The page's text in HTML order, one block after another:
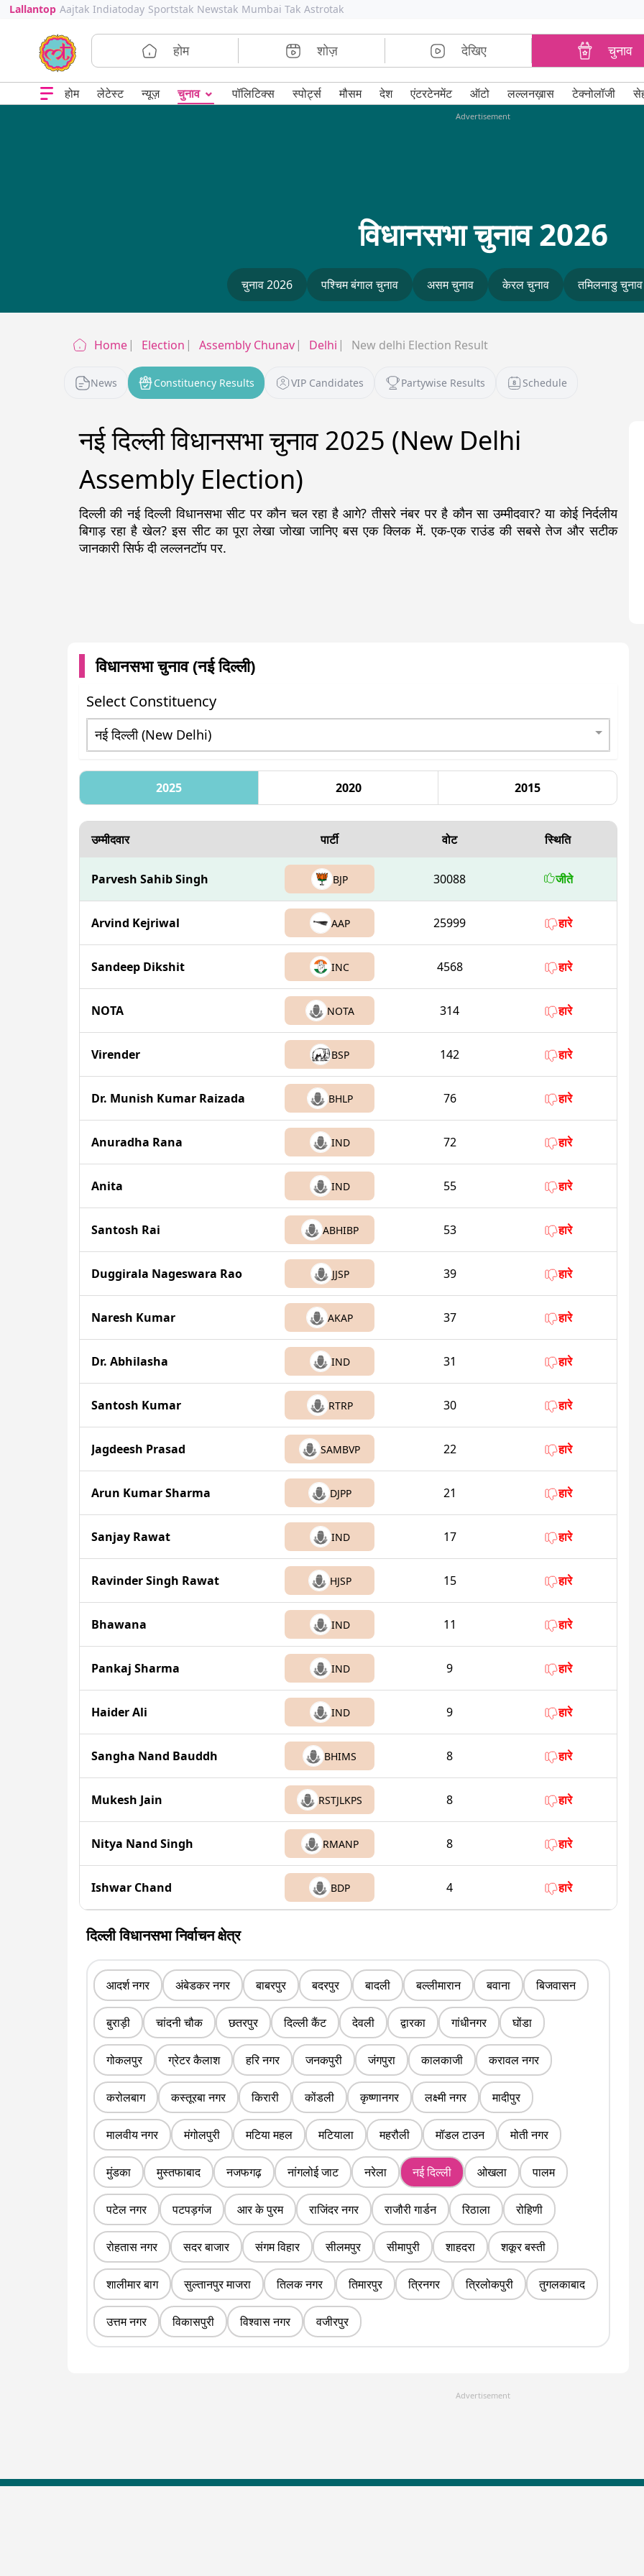
Lallantop Aajtak Indiatoday Sportstak Newstak Mumbai Tak Astrotak
होम शोज़ देखिए चुनाव
होम लेटेस्ट न्यूज़ चुनाव ⌄ पॉलिटिक्स स्पोर्ट्स मौसम देश एंटरटेनमेंट ऑटो लल्लनख़ास टेक्नोलॉजी
Advertisement
विधानसभा चुनाव 2026
चुनाव 2026 पश्चिम बंगाल चुनाव असम चुनाव केरल चुनाव तमिलनाडु चुनाव
Home Election Assembly Chunav Delhi New delhi Election Result
News Constituency Results VIP Candidates Partywise Results Schedule
नई दिल्ली विधानसभा चुनाव 2025 (New Delhi
Assembly Election)
दिल्लीकी नई दिल्लीविधानसभा सीट पर कौन चल रहा है आगे? तीसरे नंबर पर है कौन सा उम्मीदवार? या कोई निर्दलीय
बिगाड़ रहा है खेल? इस सीट का पूरा लेखा जोखा जानिए बस एक क्लिक में. एक-एक राउंड की सबसे तेज और सटीक
जानकारी सिर्फ दी लल्लनटॉप पर.
विधानसभा चुनाव (नई दिल्ली)
Select Constituency
2025 2020 2015
उम्मीदवार पार्टी वोट स्थिति
Parvesh Sahib Singh BJP 30088 जीते
Arvind Kejriwal AAP 25999 हारे
Sandeep Dikshit INC 4568 हारे
NOTA NOTA 314 हारे
Virender BSP 142 हारे
Dr. Munish Kumar Raizada BHLP 76 हारे
Anuradha Rana IND 72 हारे
Anita IND 55 हारे
Santosh Rai ABHIBP 53 हारे
Duggirala Nageswara Rao JJSP 39 हारे
Naresh Kumar AKAP 37 हारे
Dr. Abhilasha IND 31 हारे
Santosh Kumar RTRP 30 हारे
Jagdeesh Prasad SAMBVP 22 हारे
Arun Kumar Sharma DJPP 21 हारे
Sanjay Rawat IND 17 हारे
Ravinder Singh Rawat HJSP 15 हारे
Bhawana IND 11 हारे
Pankaj Sharma IND 9 हारे
Haider Ali IND 9 हारे
Sangha Nand Bauddh BHIMS 8 हारे
Mukesh Jain RSTJLKPS 8 हारे
Nitya Nand Singh RMANP 8 हारे
Ishwar Chand BDP 4 हारे
दिल्ली विधानसभा निर्वाचन क्षेत्र
आदर्श नगर अंबेडकर नगर बाबरपुर बदरपुर बादली बल्लीमारान बवाना बिजवासन
बुराड़ी चांदनी चौक छतरपुर दिल्ली कैंट देवली द्वारका गांधीनगर घोंडा
गोकलपुर ग्रेटर कैलाश हरि नगर जनकपुरी जंगपुरा कालकाजी करावल नगर
करोलबाग कस्तूरबा नगर किरारी कोंडली कृष्णानगर लक्ष्मी नगर मादीपुर
मालवीय नगर मंगोलपुरी मटिया महल मटियाला महरौली मॉडल टाउन मोती नगर
मुंडका मुस्तफाबाद नजफगढ़ नांगलोई जाट नरेला नई दिल्ली ओखला पालम
पटेल नगर पटपड़गंज आर के पुरम राजिंदर नगर राजौरी गार्डन रिठाला रोहिणी
रोहतास नगर सदर बाजार संगम विहार सीलमपुर सीमापुरी शाहदरा शकूर बस्ती
शालीमार बाग सुल्तानपुर माजरा तिलक नगर तिमारपुर त्रिनगर त्रिलोकपुरी तुगलकाबाद
उत्तम नगर विकासपुरी विश्वास नगर वजीरपुर
Advertisement